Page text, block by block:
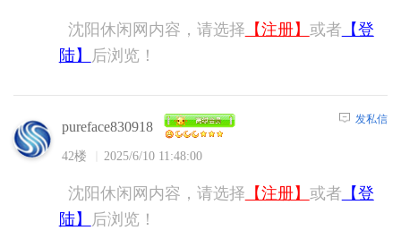
沈阳休闲网内容，请选择 【注册】 或者 【登
陆】
后浏览！
pureface830918
42楼 2025/6/10 11:48:00
发私信
沈阳休闲网内容，请选择 【注册】 或者 【登
陆】
后浏览！